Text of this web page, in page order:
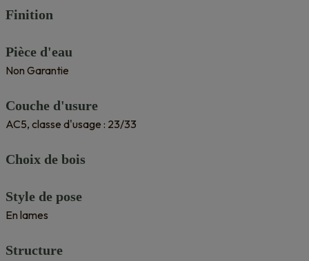
Finition
Pièce d'eau
Non Garantie
Couche d'usure
AC5, classe d'usage : 23/33
Choix de bois
Style de pose
En lames
Structure